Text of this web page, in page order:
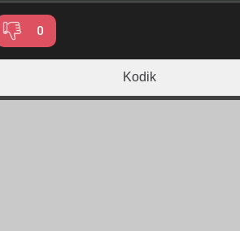
0
Kodik